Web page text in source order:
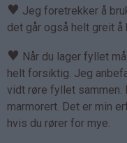
♥ Jeg foretrekker å
det går også helt greit
♥ Når du lager fyllet
helt forsiktig. Jeg
vidt røre fyllet
marmorert. Det er min
hvis du rører for mye.